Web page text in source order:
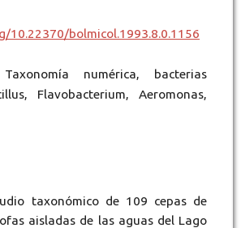
10.22370/bolmicol.1993.8.0.1156
Taxonomía numérica, bacterias
Flavobacterium, Aeromonas,
taxonómico de 109 cepas de
aisladas de las aguas del Lago